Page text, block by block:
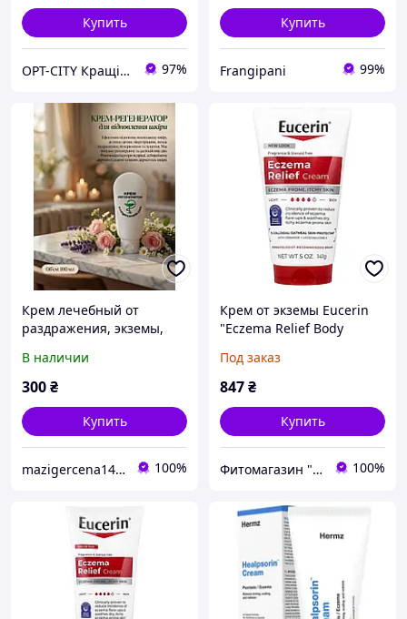
Купить
OPT-CITY Кращі ціни в інтернеті 97%
Купить
Frangipani 99%
Крем лечебный от
раздражения, экземы,
ожогов
В наличии
300₴
Купить
mazigercena14.com 100%
Крем от экземы Eucerin
"Eczema Relief Body
раздраженной и
поврежденной кожи тела
Под заказ
847₴
Купить
Фитомагазин "Beautiful Life" 100%